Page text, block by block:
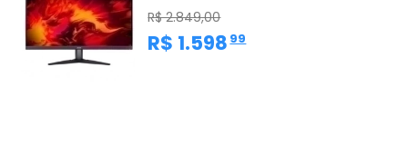
R$ 2.849,00
R$ 1.598 ,99